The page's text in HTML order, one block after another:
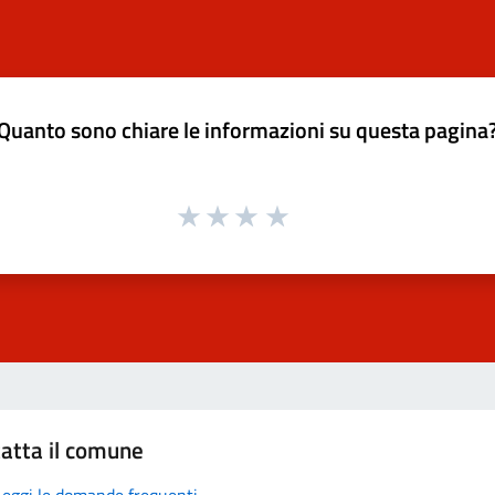
sono chiare le informazioni su questa
il comune